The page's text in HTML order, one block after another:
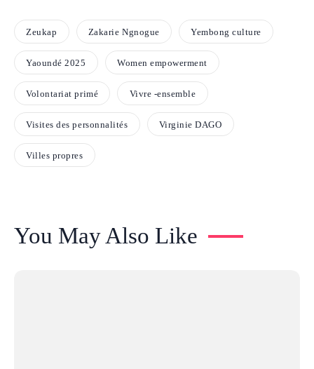
Zeukap Zakarie Ngnogue Yembong culture
Yaoundé 2025 Women empowerment
Volontariat primé Vivre -ensemble
Visites des personnalités Virginie DAGO
Villes propres
You May Also Like